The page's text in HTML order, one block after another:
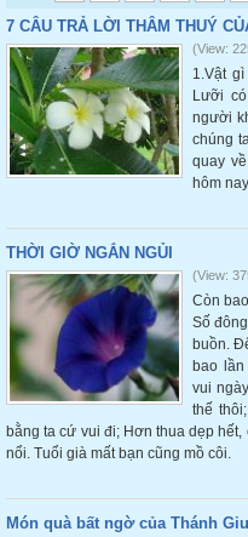
7 CÂU TRẢ LỜI THÂM THUÝ
(View:
1.Vật
Lưỡi
người
chúng
quay
hôm
THỜI GIỜ NGẮN NGỦI
(View:
Còn
Số
buồn.
bao
vui
thế
bằng ta cứ vui đi; Hơn thua dẹp
nổi. Tuổi già mất bạn cũng mồ côi.
Món quà bất ngờ của Thánh